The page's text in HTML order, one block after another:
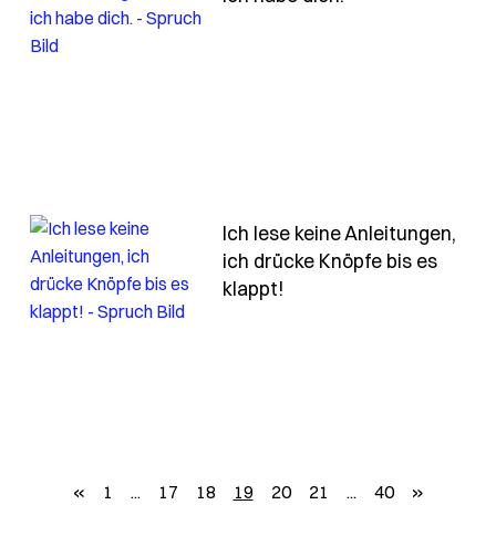
weg-ich-umrunde-die-erde-und-greif-von
Ich lese keine Anleitungen,
ich drücke Knöpfe bis es
klappt!
«zurück
1 ... 17 18 19 20 21 ... 40 »weiter